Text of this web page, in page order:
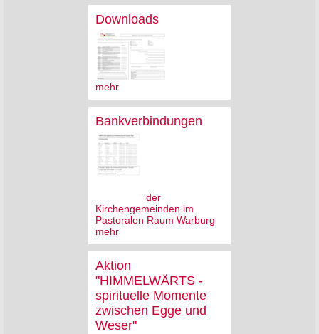
Downloads
mehr
Bankverbindungen
der
Kirchengemeinden im
Pastoralen Raum Warburg
mehr
Aktion
"HIMMELWÄRTS -
spirituelle Momente
zwischen Egge und
Weser"